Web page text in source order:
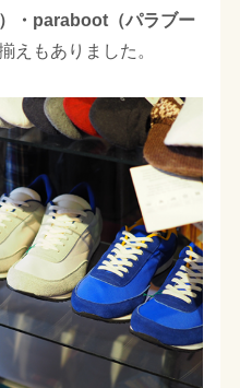
・paraboot（パラブー
えもありました。